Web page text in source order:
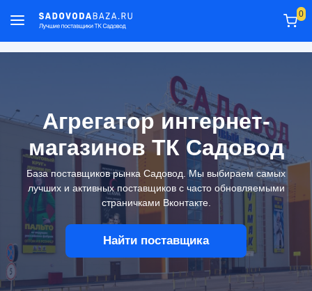
0
Агрегатор интернет-
магазинов ТК Садовод
База поставщиков рынка Садовод. Мы выбираем самых
лучших и активных поставщиков с часто обновляемыми
страничками Вконтакте.
Найти поставщика